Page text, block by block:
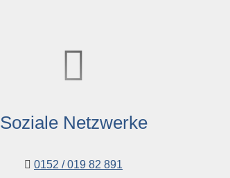
Soziale Netzwerke
0152 / 019 82 891